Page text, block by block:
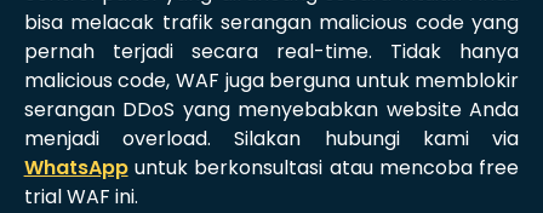
bisa melacak trafik serangan malicious code yang
pernah terjadi secara real-time. Tidak hanya
malicious code, WAF juga berguna untuk memblokir
serangan DDoS yang menyebabkan website Anda
menjadi overload. Silakan hubungi kami via
WhatsAppuntuk berkonsultasi atau mencoba free
trial WAF ini.